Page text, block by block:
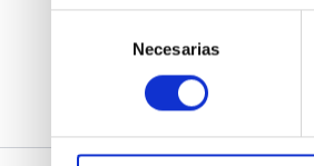
consentimiento
Necesarias
Instituto de
Gerente OTAI